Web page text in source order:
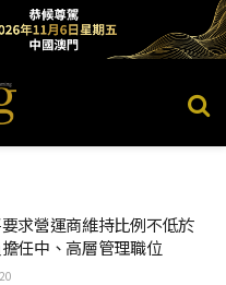
求營運商維持比例不低於
任中、高層管理職位